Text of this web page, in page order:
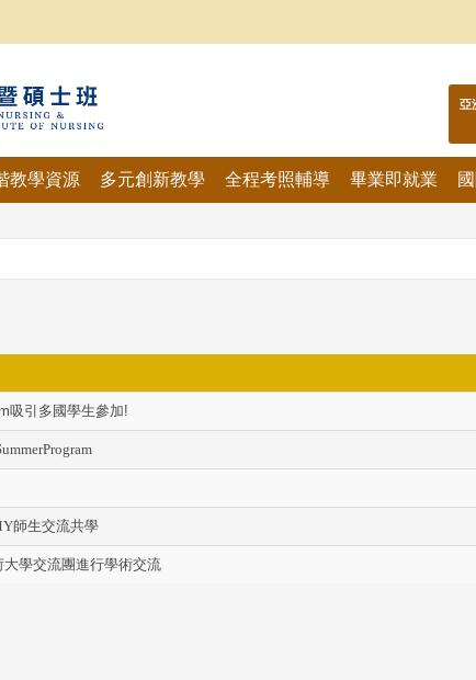
亞
教學資源 多元創新教學 全程考照輔導 畢業即就業
吸引多國學生參加!
師生交流共學
學交流團進行學術交流